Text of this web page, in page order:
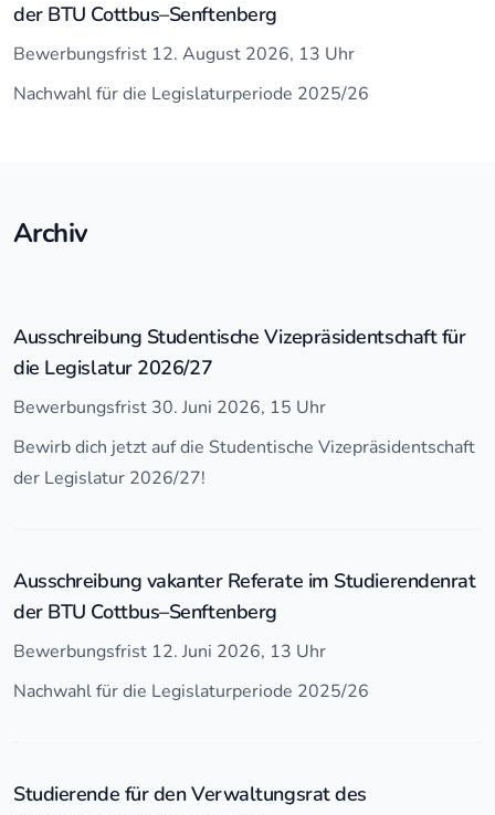
der BTU Cottbus–Senftenberg
Bewerbungsfrist 12. August 2026, 13 Uhr
Nachwahl für die Legislaturperiode 2025/26
Archiv
Ausschreibung Studentische Vizepräsidentschaft für
die Legislatur 2026/27
Bewerbungsfrist 30. Juni 2026, 15 Uhr
Bewirb dich jetzt auf die Studentische Vizepräsidentschaft
der Legislatur 2026/27!
Ausschreibung vakanter Referate im Studierendenrat
der BTU Cottbus–Senftenberg
Bewerbungsfrist 12. Juni 2026, 13 Uhr
Nachwahl für die Legislaturperiode 2025/26
Studierende für den Verwaltungsrat des